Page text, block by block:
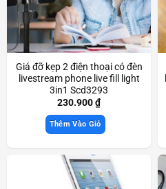
Giá đỡ kẹp 2 điện thoại có đèn
livestream phone live fill light
3in1 Scd3293
230.900₫
Thêm Vào Giỏ